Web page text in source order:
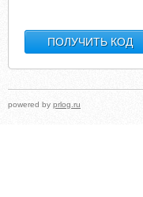
powered by prlog.ru